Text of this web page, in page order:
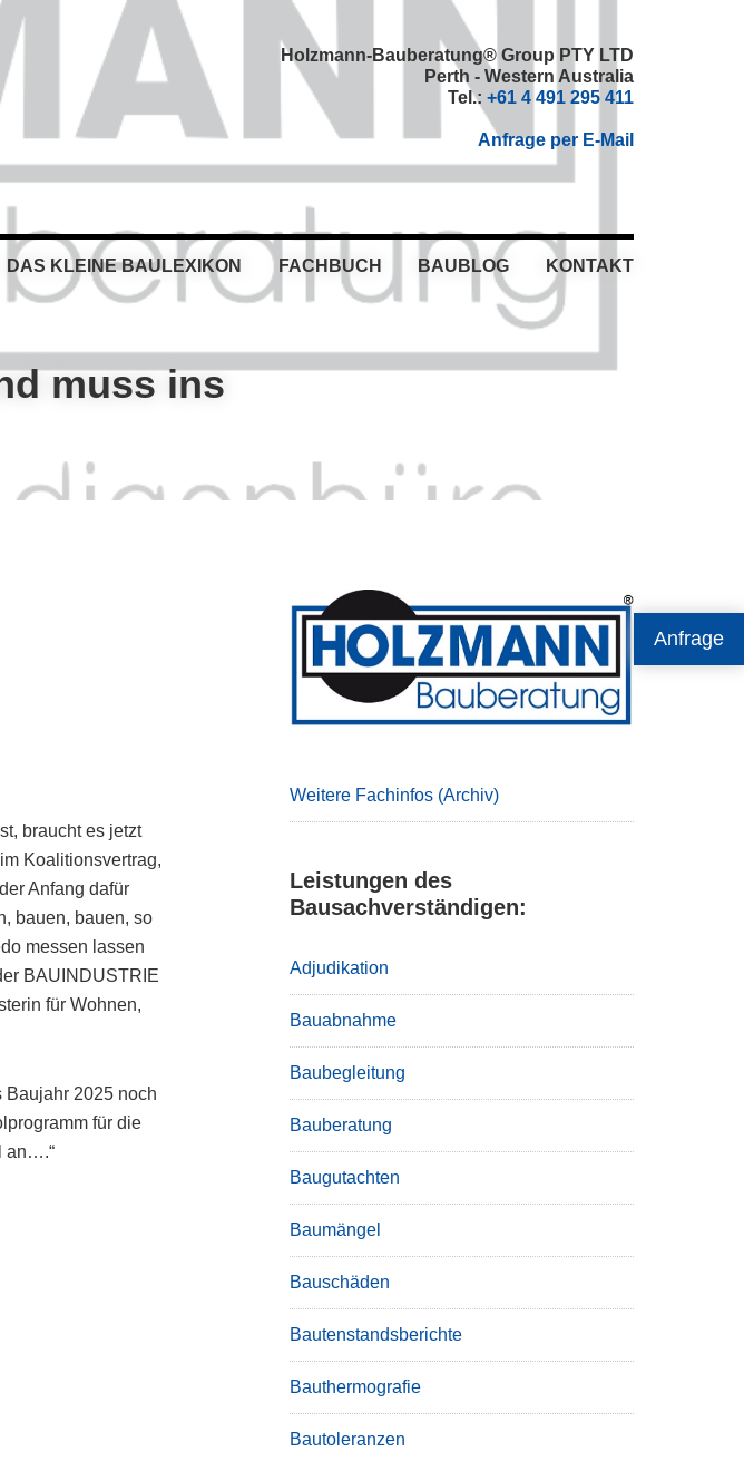
Anfrage
Holzmann-Bauberatung® Group PTY LTD
Perth - Western Australia
Tel.: +61 4 491 295 411
Anfrage per E-Mail
DAS KLEINE BAULEXIKON FACHBUCH BAUBLOG KONTAKT
muss ins
braucht es jetzt
Koalitionsvertrag,
Anfang dafür
bauen, bauen, so
messen lassen
BAUINDUSTRIE
für Wohnen,
2025 noch
für die
an….“
Primary
Sidebar
Weitere Fachinfos (Archiv)
Leistungen des
Bausachverständigen:
Adjudikation
Bauabnahme
Baubegleitung
Bauberatung
Baugutachten
Baumängel
Bauschäden
Bautenstandsberichte
Bauthermografie
Bautoleranzen